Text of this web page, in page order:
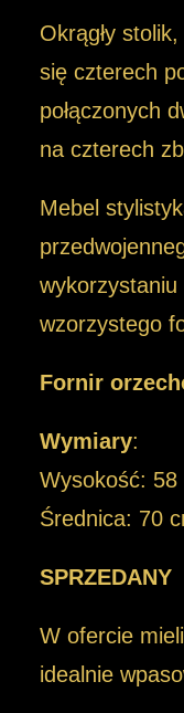
Okrągły
się czterech
połączonych
na czterech
Mebel
wzorzystego
Fornir
Wymiary:
Wysokość: 58
Średnica: 70
SPRZEDANY
W ofercie
idealnie